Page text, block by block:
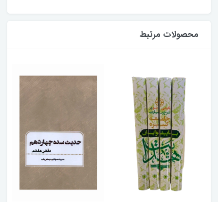
محصولات مرتبط